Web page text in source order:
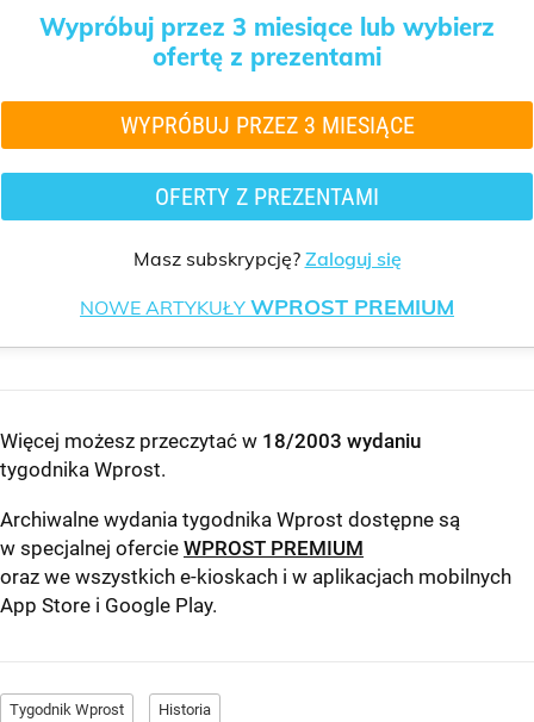
Wypróbuj przez 3 miesiące lub wybierz
ofertę z prezentami
WYPRÓBUJ PRZEZ 3 MIESIĄCE
OFERTY Z PREZENTAMI
Masz subskrypcję? Zaloguj się
NOWE ARTYKUŁY WPROST PREMIUM
Więcej możesz przeczytać w 18/2003 wydaniu
tygodnika Wprost.
Archiwalne wydania tygodnika Wprost dostępne są
w specjalnej ofercie WPROST PREMIUM
oraz we wszystkich e-kioskach i w aplikacjach mobilnych
App Store i Google Play.
Tygodnik Wprost Historia